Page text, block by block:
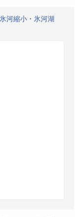
河縮小・氷河湖